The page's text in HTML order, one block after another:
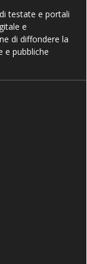
testate e portali
e
di diffondere la
e pubbliche